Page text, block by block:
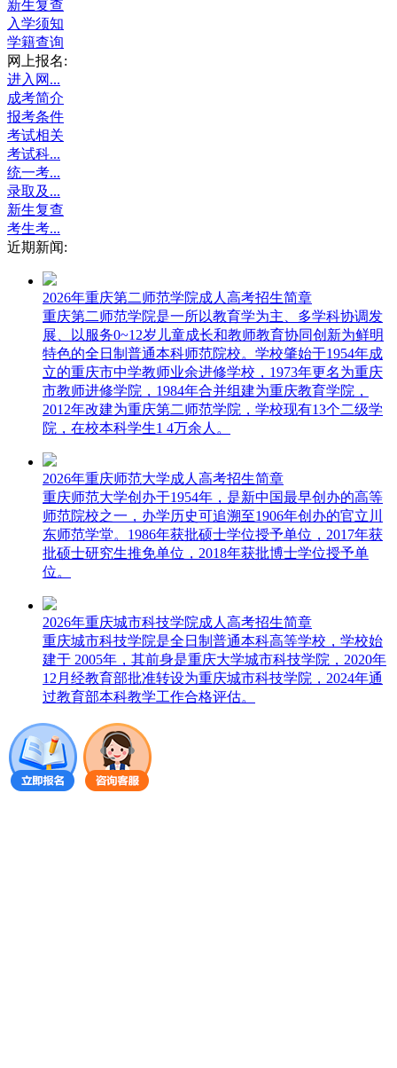
新生复查
入学须知
学籍查询
网上报名:
进入网...
成考简介
报考条件
考试相关
考试科...
统一考...
录取及...
新生复查
考生考...
近期新闻:
2026年重庆第二师范学院成人高考招生简章
重庆第二师范学院是一所以教育学为主、多学科协调发
展、以服务0~12岁儿童成长和教师教育协同创新为鲜明
特色的全日制普通本科师范院校。学校肇始于1954年成
立的重庆市中学教师业余进修学校，1973年更名为重庆
市教师进修学院，1984年合并组建为重庆教育学院，
2012年改建为重庆第二师范学院，学校现有13个二级学
院，在校本科学生1 4万余人。
2026年重庆师范大学成人高考招生简章
重庆师范大学创办于1954年，是新中国最早创办的高等
师范院校之一，办学历史可追溯至1906年创办的官立川
东师范学堂。1986年获批硕士学位授予单位，2017年获
批硕士研究生推免单位，2018年获批博士学位授予单
位。
2026年重庆城市科技学院成人高考招生简章
重庆城市科技学院是全日制普通本科高等学校，学校始
建于 2005年，其前身是重庆大学城市科技学院，2020年
12月经教育部批准转设为重庆城市科技学院，2024年通
过教育部本科教学工作合格评估。